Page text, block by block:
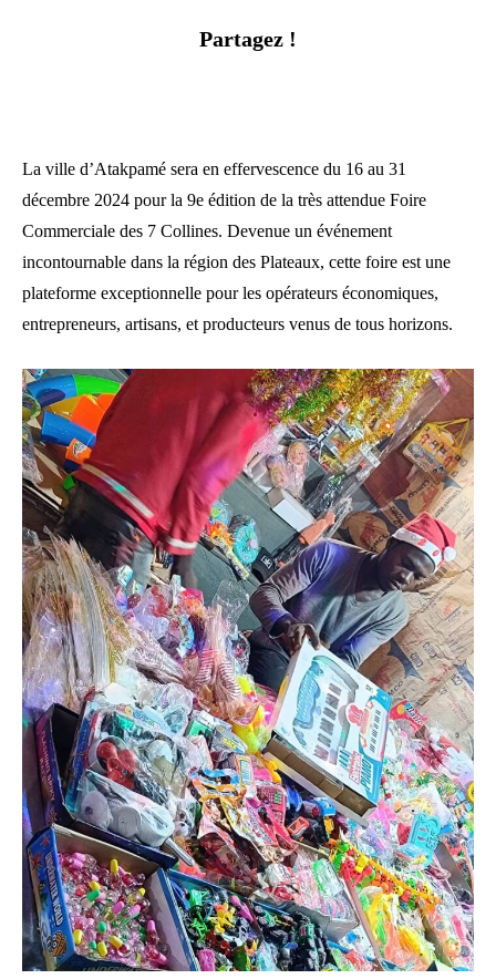
Partagez !
La ville d’Atakpamé sera en effervescence du 16 au 31
décembre 2024 pour la 9e édition de la très attendue Foire
Commerciale des 7 Collines. Devenue un événement
incontournable dans la région des Plateaux, cette foire est une
plateforme exceptionnelle pour les opérateurs économiques,
entrepreneurs, artisans, et producteurs venus de tous horizons.